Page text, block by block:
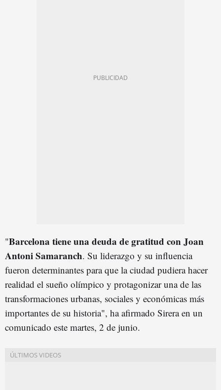
"Barcelona tiene una deuda de gratitud con Joan
Antoni Samaranch. Su liderazgo y su influencia
fueron determinantes para que la ciudad pudiera hacer
realidad el sueño olímpico y protagonizar una de las
transformaciones urbanas, sociales y económicas más
importantes de su historia", ha afirmado Sirera en un
comunicado este martes, 2 de junio.